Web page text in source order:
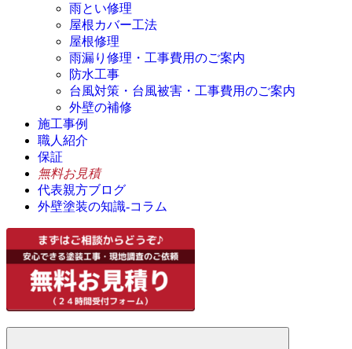
雨とい修理
屋根カバー工法
屋根修理
雨漏り修理・工事費用のご案内
防水工事
台風対策・台風被害・工事費用のご案内
外壁の補修
施工事例
職人紹介
保証
無料お見積
代表親方ブログ
外壁塗装の知識-コラム